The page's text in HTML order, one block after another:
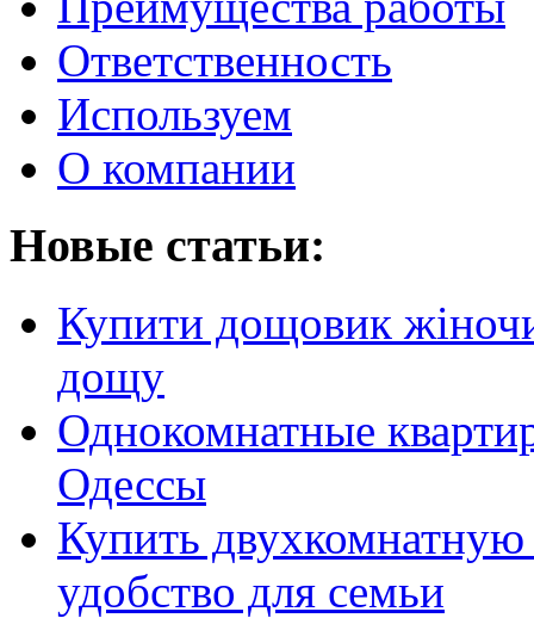
Ответственность
Используем
О компании
Новые статьи:
Купити дощовик
дощу
Однокомнатные
Одессы
Купить
удобство для семьи